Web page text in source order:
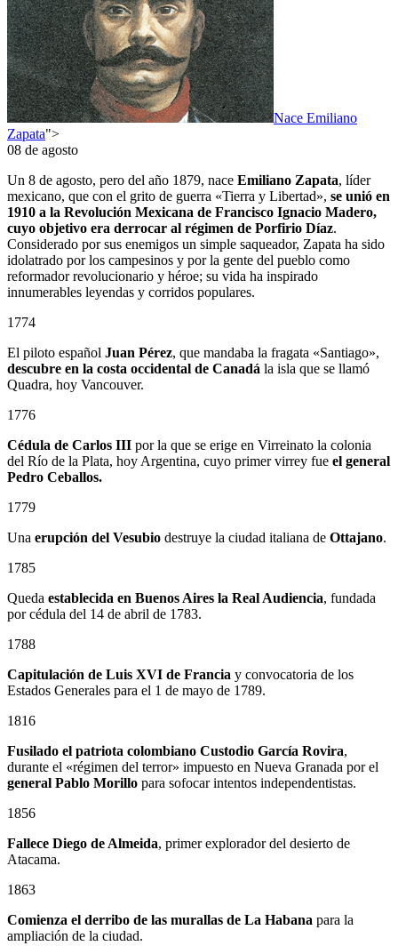
Nace Emiliano
Zapata">
08 de agosto
Un 8 de agosto, pero del año 1879, nace Emiliano Zapata, líder
mexicano, que con el grito de guerra «Tierra y Libertad», se unió en
1910 a la Revolución Mexicana de Francisco Ignacio Madero,
cuyo objetivo era derrocar al régimen de Porfirio Díaz.
Considerado por sus enemigos un simple saqueador, Zapata ha sido
idolatrado por los campesinos y por la gente del pueblo como
reformador revolucionario y héroe; su vida ha inspirado
innumerables leyendas y corridos populares.
1774
El piloto español Juan Pérez, que mandaba la fragata «Santiago»,
descubre en la costa occidental de Canadá la isla que se llamó
Quadra, hoy Vancouver.
1776
Cédula de Carlos III por la que se erige en Virreinato la colonia
del Río de la Plata, hoy Argentina, cuyo primer virrey fue el general
Pedro Ceballos.
1779
Una erupción del Vesubio destruye la ciudad italiana de Ottajano.
1785
Queda establecida en Buenos Aires la Real Audiencia, fundada
por cédula del 14 de abril de 1783.
1788
Capitulación de Luis XVI de Francia y convocatoria de los
Estados Generales para el 1 de mayo de 1789.
1816
Fusilado el patriota colombiano Custodio García Rovira,
durante el «régimen del terror» impuesto en Nueva Granada por el
general Pablo Morillo para sofocar intentos independentistas.
1856
Fallece Diego de Almeida, primer explorador del desierto de
Atacama.
1863
Comienza el derribo de las murallas de La Habana para la
ampliación de la ciudad.